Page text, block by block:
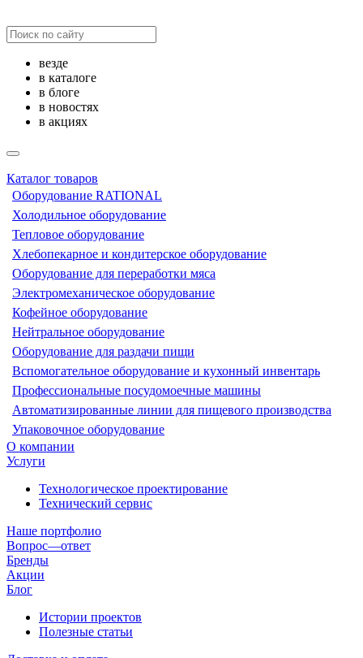
везде
в каталоге
в блоге
в новостях
в акциях
Каталог товаров
Оборудование RATIONAL
Холодильное оборудование
Тепловое оборудование
Хлебопекарное и кондитерское оборудование
Оборудование для переработки мяса
Электромеханическое оборудование
Кофейное оборудование
Нейтральное оборудование
Оборудование для раздачи пищи
Вспомогательное оборудование и кухонный инвентарь
Профессиональные посудомоечные машины
Автоматизированные линии для пищевого производства
Упаковочное оборудование
О компании
Услуги
Технологическое проектирование
Технический сервис
Наше портфолио
Вопрос—ответ
Бренды
Акции
Блог
Истории проектов
Полезные статьи